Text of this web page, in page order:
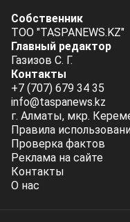
Собственник
ТОО "TASPANEWS.KZ"
Главный редактор
Газизов С. Г.
Контакты
+7 (707) 679 34 35
info@taspanews.kz
г. Алматы, мкр.
Правила
Проверка фактов
Реклама на сайте
Контакты
О нас